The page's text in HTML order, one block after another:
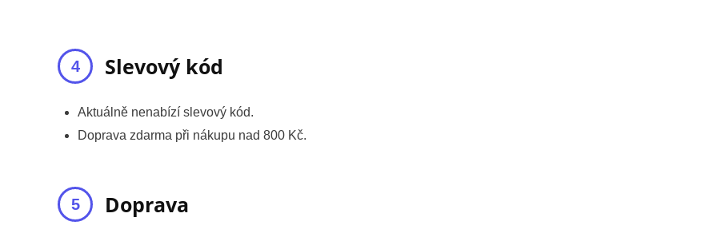
Slevový kód
Aktuálně nenabízí slevový kód.
Doprava zdarma při nákupu nad 800 Kč.
Doprava